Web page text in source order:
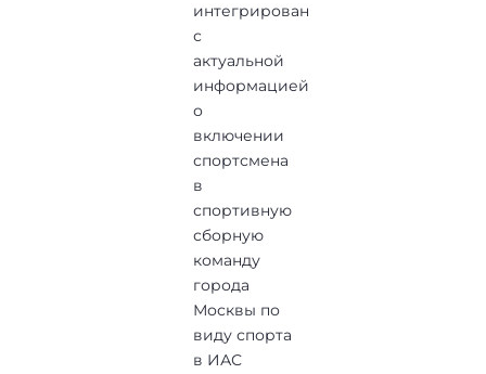
интегрирован
с
актуальной
информацией
о
включении
спортсмена
в
спортивную
сборную
команду
города
Москвы по
виду спорта
в ИАС